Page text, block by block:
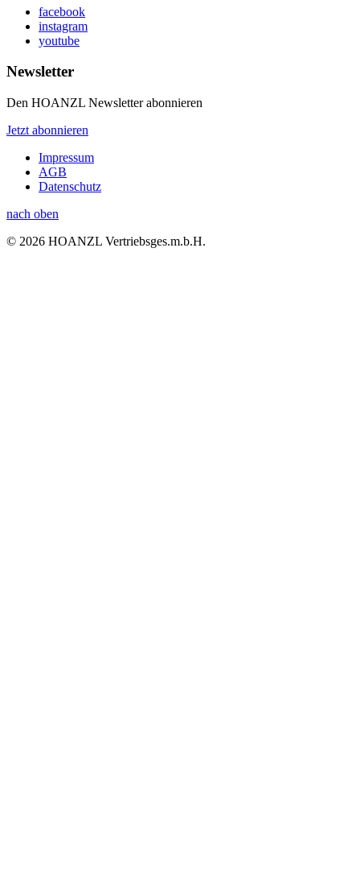
facebook
instagram
youtube
Newsletter
Den HOANZL Newsletter abonnieren
Jetzt abonnieren
Impressum
AGB
Datenschutz
nach oben
© 2026 HOANZL Vertriebsges.m.b.H.